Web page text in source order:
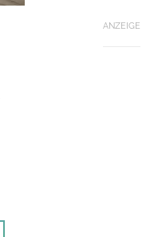
ANZEIGE